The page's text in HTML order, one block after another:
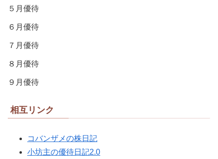
５月優待
６月優待
７月優待
８月優待
９月優待
相互リンク
コバンザメの株日記
小坊主の優待日記2.0